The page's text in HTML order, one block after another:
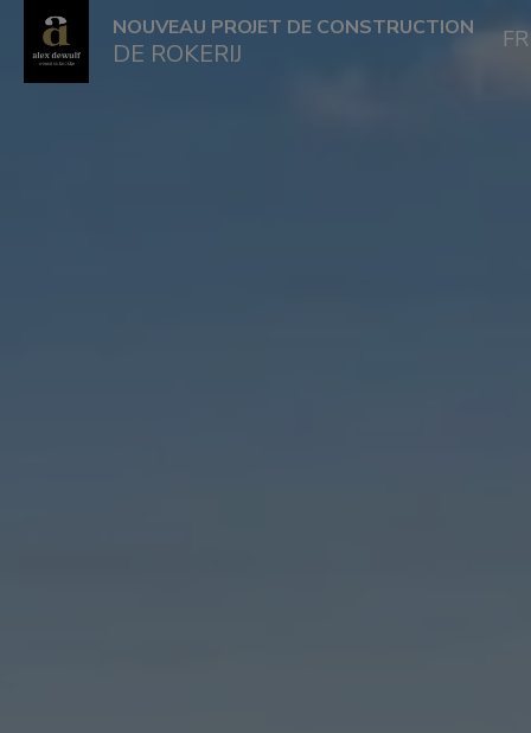
NOUVEAU PROJET DE CONSTRUCTION
DE ROKERIJ